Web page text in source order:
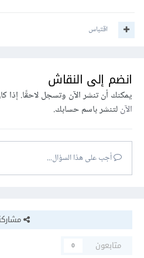
اقتباس
انضم إلى النقاش
يمكنك أن تنشر الآن وتسجل لاحقًا. إذا
الآنلتنشر باسم حسابك.
أجب على هذا السؤال...
متابعون
0